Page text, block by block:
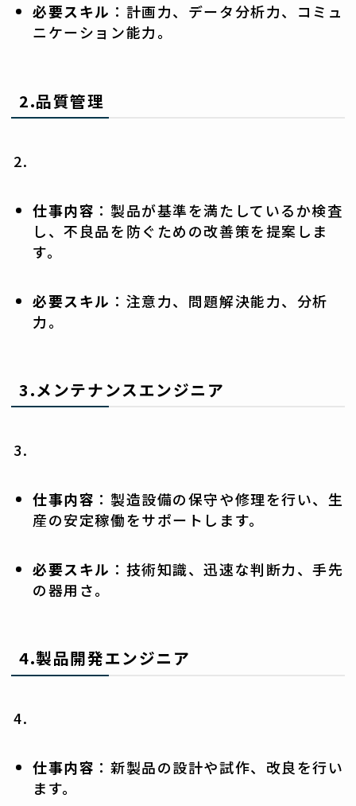
必要スキル ：計画力、データ分析力、コミュ
ニケーション能力。
2.品質管理
仕事内容 ：製品が基準を満たしているか検査
し、不良品を防ぐための改善策を提案しま
す。
必要スキル ：注意力、問題解決能力、分析
力。
3.メンテナンスエンジニア
仕事内容 ：製造設備の保守や修理を行い、生
産の安定稼働をサポートします。
必要スキル ：技術知識、迅速な判断力、手先
の器用さ。
4.製品開発エンジニア
仕事内容 ：新製品の設計や試作、改良を行い
ます。